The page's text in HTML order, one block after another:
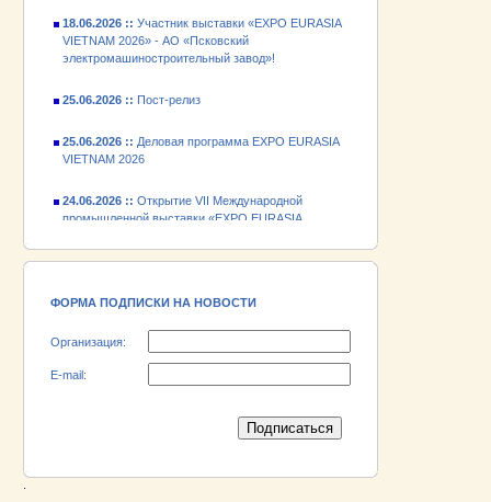
VIETNAM 2026» - АО «Псковский
электромашиностроительный завод»!
VIETNAM 2026
промышленной выставки «EXPO EURASIA
VIETNAM 2026»
ФОРМА ПОДПИСКИ НА НОВОСТИ
Организация:
E-mail: